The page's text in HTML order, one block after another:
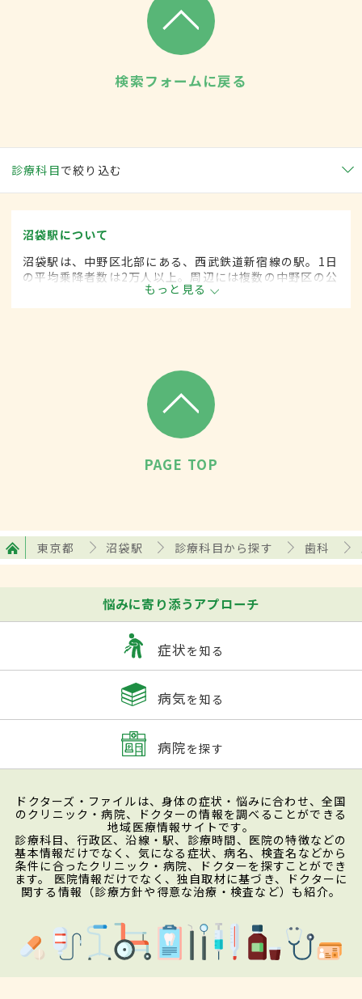
検索フォームに戻る
診療科目で絞り込む
沼袋駅について
沼袋駅は、中野区北部にある、西武鉄道新宿線の駅。1日
の平均乗降者数は2万人以上。周辺には複数の中野区の公
共施設があり、閑静な住宅街が広がっている。食料品店
や商店街もあり、住みやすい環境が整う。
もっと見る
PAGE TOP
東京都 沼袋駅 診療科目から探す 歯科
悩みに寄り添うアプローチ
症状を知る
病気を知る
病院を探す
ドクターズ・ファイルは、身体の症状・悩みに合わせ、全国
のクリニック・病院、ドクターの情報を調べることができる
地域医療情報サイトです。
診療科目、行政区、沿線・駅、診療時間、医院の特徴などの
基本情報だけでなく、気になる症状、病名、検査名などから
条件に合ったクリニック・病院、ドクターを探すことができ
ます。 医院情報だけでなく、独自取材に基づき、ドクターに
関する情報（診療方針や得意な治療・検査など）も紹介。